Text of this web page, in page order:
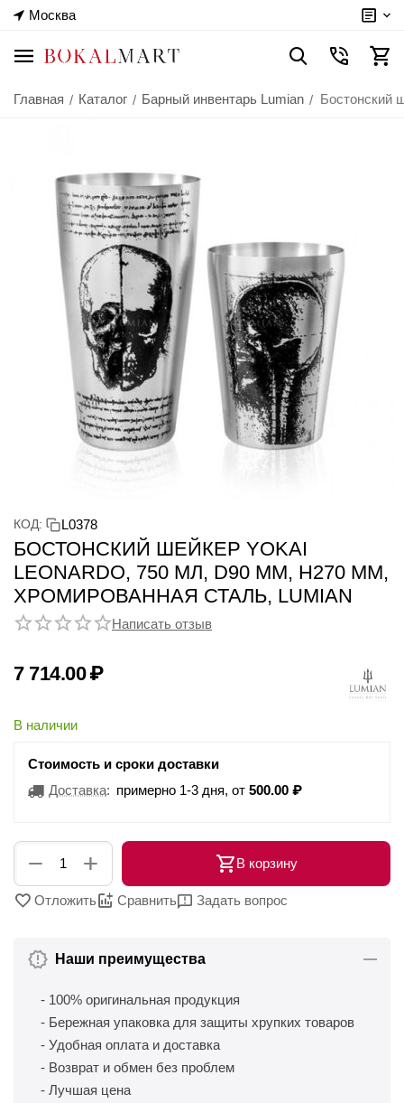
Москва
Главная / Каталог / Барный инвентарь Lumian / Бостонский
КОД: L0378
БОСТОНСКИЙ ШЕЙКЕР YOKAI
LEONARDO, 750 МЛ, D90 ММ, H270 ММ,
ХРОМИРОВАННАЯ СТАЛЬ, LUMIAN
Написать отзыв
7 714.00₽
В наличии
Стоимость и сроки доставки
Доставка: примерно 1-3 дня, от 500.00 ₽
+
− В корзину
Отложить Сравнить Задать вопрос
Наши преимущества
- 100% оригинальная продукция
- Бережная упаковка для защиты хрупких товаров
- Удобная оплата и доставка
- Возврат и обмен без проблем
- Лучшая цена